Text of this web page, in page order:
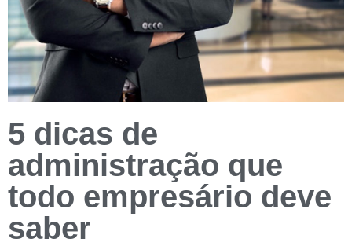
5 dicas de
administração que
todo empresário deve
saber